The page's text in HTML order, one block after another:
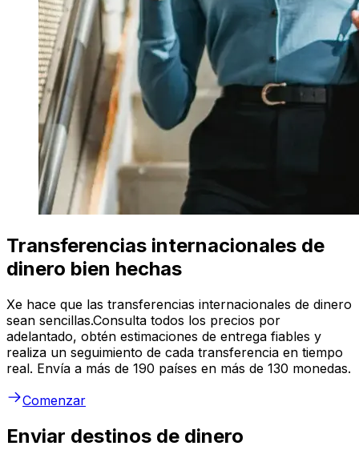
Transferencias internacionales de
dinero bien hechas
Xe hace que las transferencias internacionales de dinero
sean sencillas.Consulta todos los precios por
adelantado, obtén estimaciones de entrega fiables y
realiza un seguimiento de cada transferencia en tiempo
real. Envía a más de 190 países en más de 130 monedas.
Comenzar
Enviar destinos de dinero